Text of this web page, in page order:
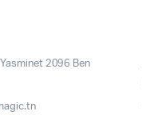
2096 Ben